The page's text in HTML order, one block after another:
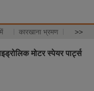
कारखाना भ्रमण >>
मोटर स्पेयर पार्ट्स